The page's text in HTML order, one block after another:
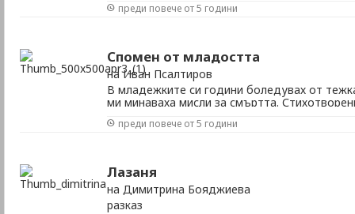
преди повече от 5 години
Спомен от младостта
на Иван Псалтиров
В младежките си години боледувах от
ми минаваха мисли за смъртта.
преди повече от 5 години
Лазаня
на Димитрина Бояджиева
разказ